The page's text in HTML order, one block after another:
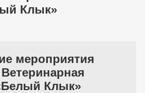
Клык»
мероприятия
Клык»